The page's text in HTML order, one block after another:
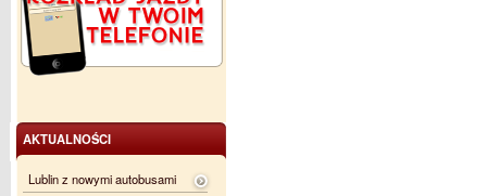
AKTUALNOŚCI
Lublin z nowymi autobusami